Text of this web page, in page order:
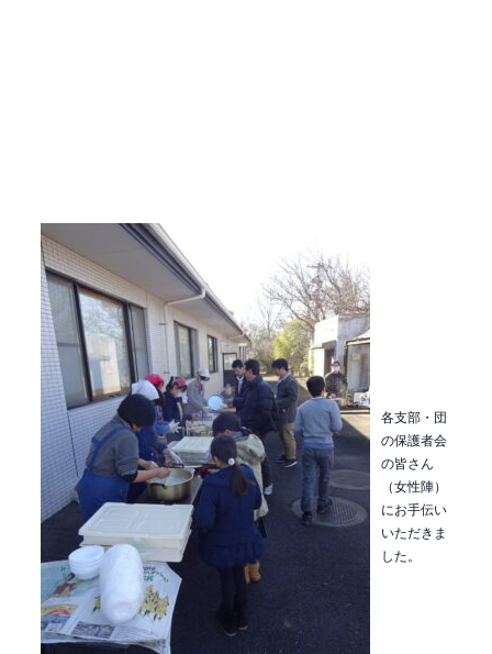
各支部・団
の保護者会
の皆さん
（女性陣）
にお手伝い
いただきま
した。